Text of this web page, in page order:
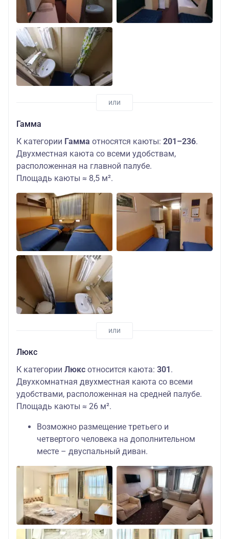
Гамма
К категории Гамма относятся каюты: 201–236.
Двухместная каюта со всеми удобствам,
расположенная на главной палубе.
Площадь каюты ≈ 8,5 м².
Люкс
К категории Люкс относится каюта: 301.
Двухкомнатная двухместная каюта со всеми
удобствами, расположенная на средней палубе.
Площадь каюты ≈ 26 м².
Возможно размещение третьего и
четвертого человека на дополнительном
месте – двуспальный диван.